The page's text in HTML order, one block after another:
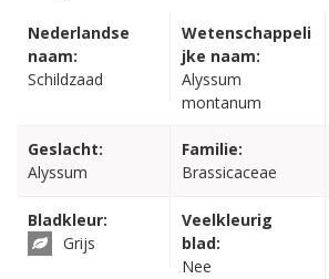
Nederlandse
naam:
Schildzaad
Wetenschappeli
jke naam:
Alyssum
montanum
Geslacht:
Alyssum
Familie:
Brassicaceae
Bladkleur:
Grijs
Veelkleurig
blad:
Nee